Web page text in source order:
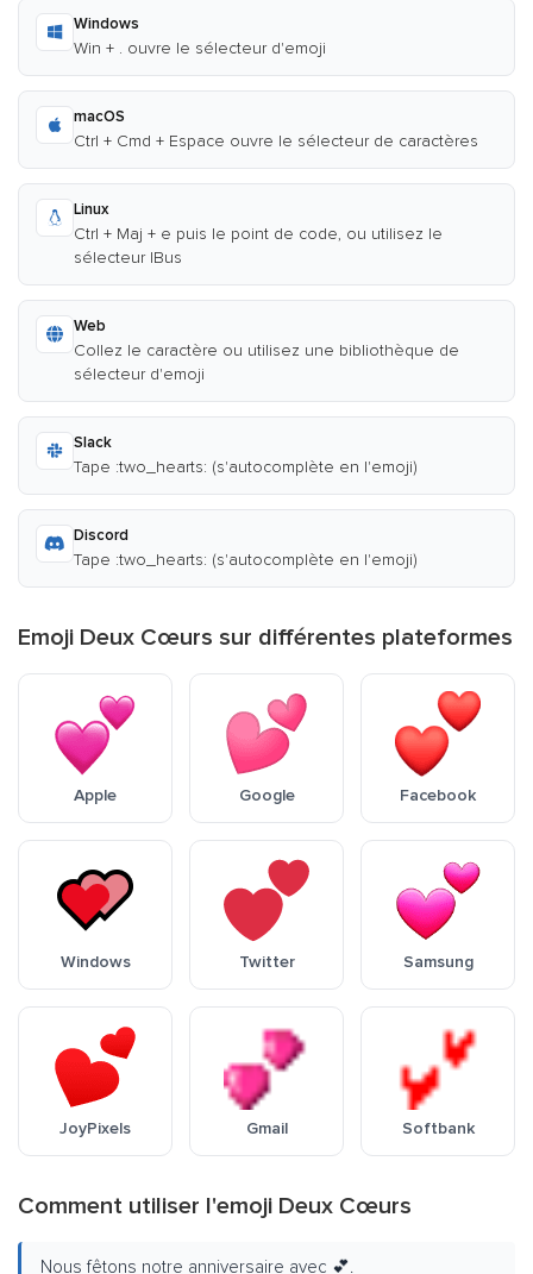
Windows
Win + . ouvre le sélecteur d'emoji
macOS
Ctrl + Cmd + Espace ouvre le sélecteur de caractères
Linux
Ctrl + Maj + e puis le point de code, ou utilisez le
sélecteur IBus
Web
Collez le caractère ou utilisez une bibliothèque de
sélecteur d'emoji
Slack
Tape :two_hearts: (s'autocomplète en l'emoji)
Discord
Tape :two_hearts: (s'autocomplète en l'emoji)
Emoji Deux Cœurs sur différentes plateformes
Apple Google Facebook
Windows Twitter Samsung
JoyPixels Gmail Softbank
Comment utiliser l'emoji Deux Cœurs
Nous fêtons notre anniversaire avec 💕.